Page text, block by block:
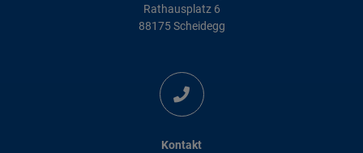
Rathausplatz 6
88175 Scheidegg
Kontakt